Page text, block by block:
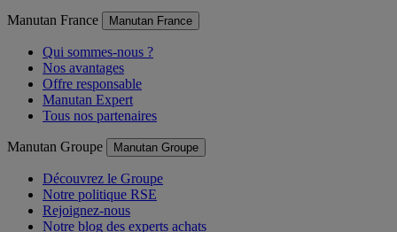
Manutan France Manutan France
Qui sommes-nous ?
Nos avantages
Offre responsable
Manutan Expert
Tous nos partenaires
Manutan Groupe Manutan Groupe
Découvrez le Groupe
Notre politique RSE
Rejoignez-nous
Notre blog des experts achats